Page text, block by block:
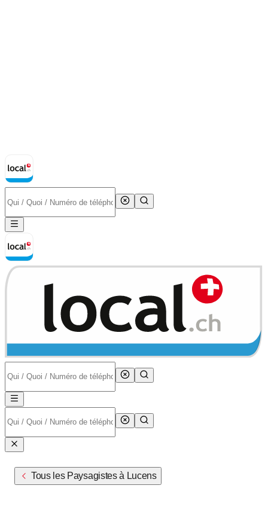
Tous les Paysagistes à Lucens